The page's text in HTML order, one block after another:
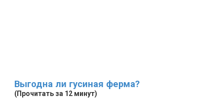
Выгодна ли гусиная ферма?
(Прочитать за 12 минут)